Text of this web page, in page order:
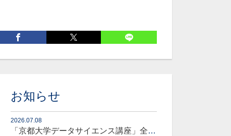
お知らせ
2026.07.08
「京都大学データサイエンス講座」全コースセット販売開始のお知らせ